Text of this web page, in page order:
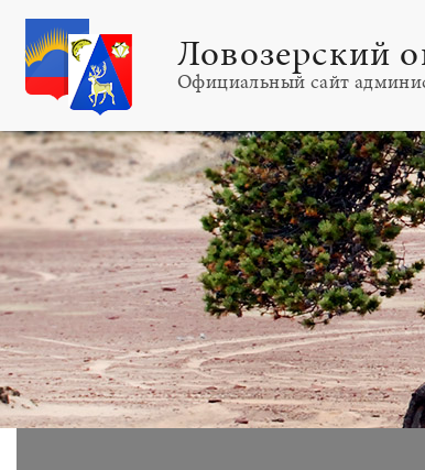
Ловозерский
Официальный сайт